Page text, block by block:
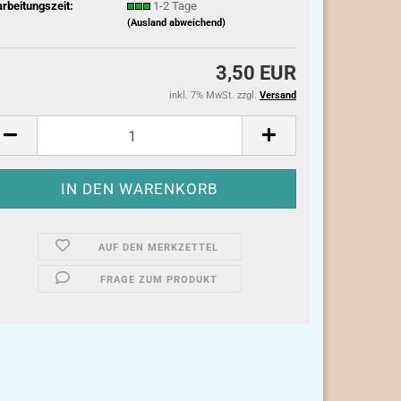
1-2 Tage
(Ausland abweichend)
3,50 EUR
inkl. 7% MwSt. zzgl. Versand
AUF DEN MERKZETTEL
FRAGE ZUM PRODUKT